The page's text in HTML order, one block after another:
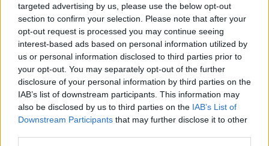
targeted advertising by us, please use the below opt-out
section to confirm your selection. Please note that after your
opt-out request is processed you may continue seeing
interest-based ads based on personal information utilized by
us or personal information disclosed to third parties prior to
your opt-out. You may separately opt-out of the further
disclosure of your personal information by third parties on the
IAB’s list of downstream participants. This information may
also be disclosed by us to third parties on the IAB’s List of
Downstream Participants that may further disclose it to other
mushnu4ka
S-Moderator
Team Farmerama BG
Здравейте, фермери!
Видраладин и неговият мечок Джин са изпаднали в
истинска беда в този временен куест.
Грабнете приключенската си екипировка и им
помогнете, преди времето да изтече!​
Начало: 25.07.2024 г. в 15:00 ч.